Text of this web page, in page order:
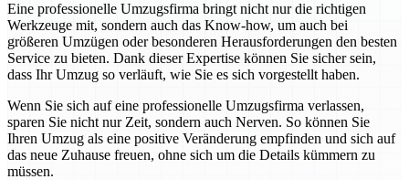
Eine professionelle Umzugsfirma bringt nicht nur die richtigen
Werkzeuge mit, sondern auch das Know-how, um auch bei
größeren Umzügen oder besonderen Herausforderungen den besten
Service zu bieten. Dank dieser Expertise können Sie sicher sein,
dass Ihr Umzug so verläuft, wie Sie es sich vorgestellt haben.
Wenn Sie sich auf eine professionelle Umzugsfirma verlassen,
sparen Sie nicht nur Zeit, sondern auch Nerven. So können Sie
Ihren Umzug als eine positive Veränderung empfinden und sich auf
das neue Zuhause freuen, ohne sich um die Details kümmern zu
müssen.